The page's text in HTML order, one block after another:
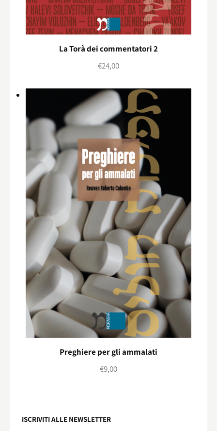
La Torà dei commentatori 2
€24,00
Preghiere per gli ammalati
€9,00
ISCRIVITI ALLE NEWSLETTER